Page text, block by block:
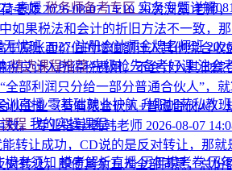
袁媛税务师备考专区 实务专题详解
无忧班2027·注册会计师金牌名师班
精选课程推荐中级抢先备考好课注会
训直播零基础就业护航升职加薪私教
程 我的实操课程
模考须知模考解析直播历年模考卷历
老师2026-08-07 14:10 20次浏览老师
如果税法和会计的折旧方法不一致，
原账面价值的增值额计入其他综合
只计入所得税费用，不会计入其他综
部利润只分给一部分普通合伙人”
企业（有有限合伙人+普通合伙人
效。专业指导-韩韩老师 2026-08-07
转让成功，CD说的是反对转让，那就
转让，即便其余五人全部同意，总